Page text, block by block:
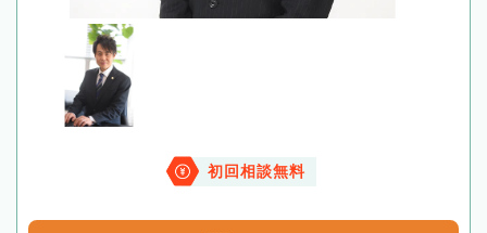
初回相談無料